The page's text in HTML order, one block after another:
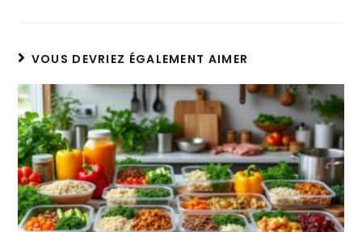
VOUS DEVRIEZ ÉGALEMENT AIMER